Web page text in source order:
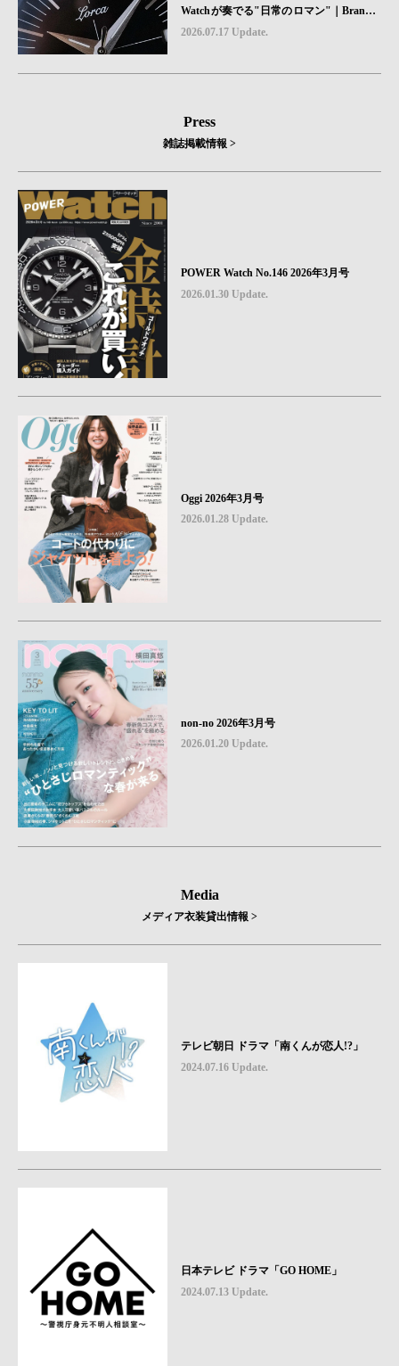
Watchが奏でる"日常のロマン"｜Brand P
icks #08
2026.07.17 Update.
Press
雑誌掲載情報 >
POWER Watch No.146 2026年3月号
2026.01.30 Update.
Oggi 2026年3月号
2026.01.28 Update.
non-no 2026年3月号
2026.01.20 Update.
Media
メディア衣装貸出情報 >
テレビ朝日 ドラマ「南くんが恋人!?」
2024.07.16 Update.
日本テレビ ドラマ「GO HOME」
2024.07.13 Update.